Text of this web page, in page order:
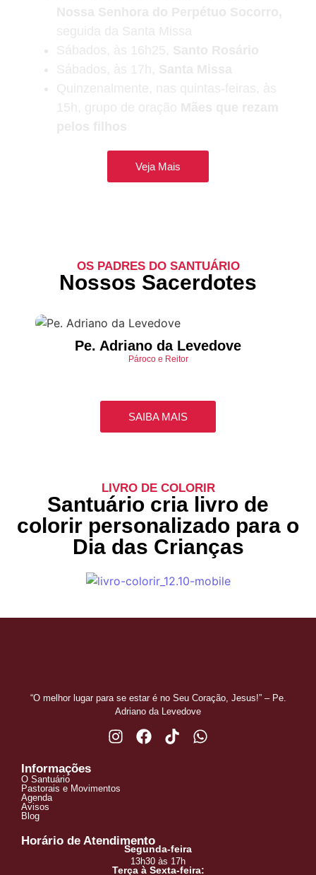
Veja Mais
OS PADRES DO SANTUÁRIO
Nossos Sacerdotes
Pe. Adriano da Levedove
Pároco e Reitor
SAIBA MAIS
LIVRO DE COLORIR
Santuário cria livro de
colorir personalizado para o
Dia das Crianças
“O melhor lugar para se estar é no Seu Coração, Jesus!” – Pe.
Adriano da Levedove
Informações
O Santuário
Pastorais e Movimentos
Agenda
Avisos
Blog
Horário de Atendimento
Segunda-feira
13h30 às 17h
Terça à Sexta-feira: